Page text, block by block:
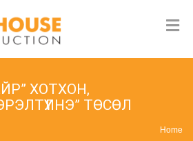
ХОТХОН,
ТӨСӨЛ
Home